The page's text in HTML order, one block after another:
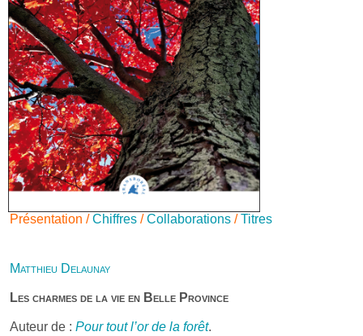
Présentation /Chiffres /Collaborations /Titres
Matthieu Delaunay
Les charmes de la vie en Belle Province
Auteur de : Pour tout l’or de la forêt.